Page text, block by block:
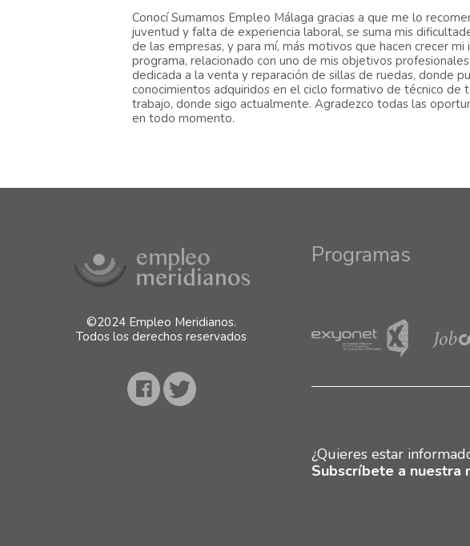
Conocí Sumamos Empleo Málaga gracias a que me lo
juventud y falta de experiencia laboral, se suma mis
de las empresas, y para mí, más motivos que hacen crecer
programa, relacionado con uno de mis objetivos
dedicada a la venta y reparación de sillas de ruedas, donde
conocimientos adquiridos en el ciclo formativo de técnico de
trabajo, donde sigo actualmente. Agradezco todas las
en todo momento.
©2024 Empleo Meridianos.
Todos los derechos reservados
Programas
¿Quieres estar
Subscríbete a nuestra